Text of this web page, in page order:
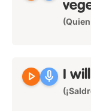
play_arrow mic I